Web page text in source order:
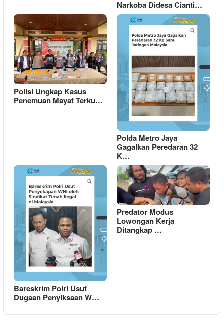
Narkoba Didesa Cianti…
Polisi Ungkap Kasus
Penemuan Mayat Terku…
Polda Metro Jaya
Gagalkan Peredaran 32
K…
Bareskrim Polri Usut
Dugaan Penyiksaan W…
Predator Modus
Lowongan Kerja
Ditangkap …